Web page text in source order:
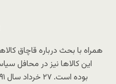
همراه با بحث درباره قاچاق
این کالاها نیز در محافل